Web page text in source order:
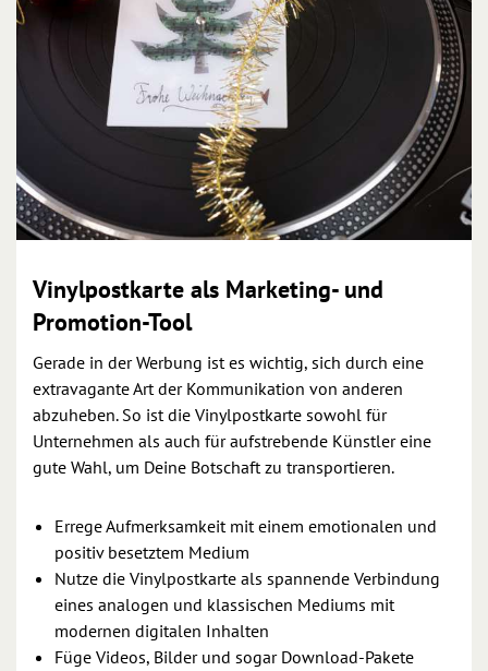
Vinylpostkarte als Marketing- und
Promotion-Tool
Gerade in der Werbung ist es wichtig, sich durch eine
extravagante Art der Kommunikation von anderen
abzuheben. So ist die Vinylpostkarte sowohl für
Unternehmen als auch für aufstrebende Künstler eine
gute Wahl, um Deine Botschaft zu transportieren.
Errege Aufmerksamkeit mit einem emotionalen und
positiv besetztem Medium
Nutze die Vinylpostkarte als spannende Verbindung
eines analogen und klassischen Mediums mit
modernen digitalen Inhalten
Füge Videos, Bilder und sogar Download-Pakete